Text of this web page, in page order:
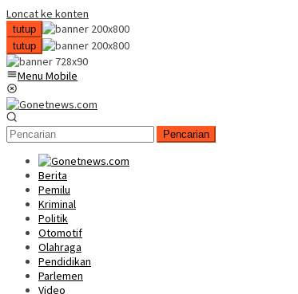
Loncat ke konten
tutup
tutup
Menu Mobile
Pencarian
Berita
Pemilu
Kriminal
Politik
Otomotif
Olahraga
Pendidikan
Parlemen
Video